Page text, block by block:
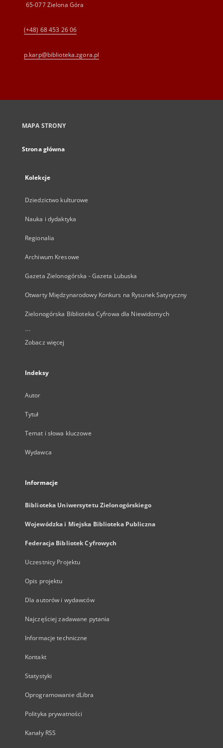
65-077 Zielona Góra
(+48) 68 453 26 06
p.karp@biblioteka.zgora.pl
MAPA STRONY
Strona główna
Kolekcje
Dziedzictwo kulturowe
Nauka i dydaktyka
Regionalia
Archiwum Kresowe
Gazeta Zielonogórska - Gazeta Lubuska
Otwarty Międzynarodowy Konkurs na Rysunek Satyryczny
Zielonogórska Biblioteka Cyfrowa dla Niewidomych
...
Zobacz więcej
Indeksy
Autor
Tytuł
Temat i słowa kluczowe
Wydawca
Informacje
Biblioteka Uniwersytetu Zielonogórskiego
Wojewódzka i Miejska Biblioteka Publiczna
Federacja Bibliotek Cyfrowych
Uczestnicy Projektu
Opis projektu
Dla autorów i wydawców
Najczęściej zadawane pytania
Informacje techniczne
Kontakt
Statystyki
Oprogramowanie dLibra
Polityka prywatności
Kanały RSS